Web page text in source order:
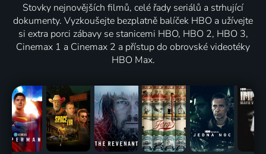
Stovky nejnovějších filmů, celé řady seriálů a strhující
dokumenty. Vyzkoušejte bezplatně balíček HBO a užívejte
si extra porci zábavy se stanicemi HBO, HBO 2, HBO 3,
Cinemax 1 a Cinemax 2 a přístup do obrovské videotéky
HBO Max.